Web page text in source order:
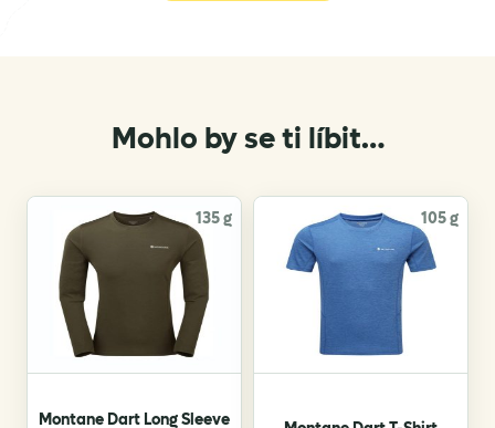
Mohlo by se ti líbit…
135 g
Montane Dart Long Sleeve
105 g